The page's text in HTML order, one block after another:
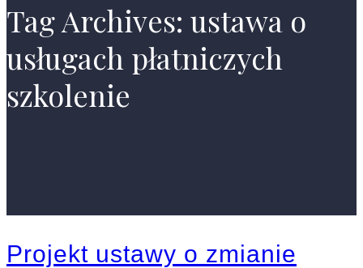
Tag Archives: ustawa o
usługach płatniczych
szkolenie
Projekt ustawy o zmianie